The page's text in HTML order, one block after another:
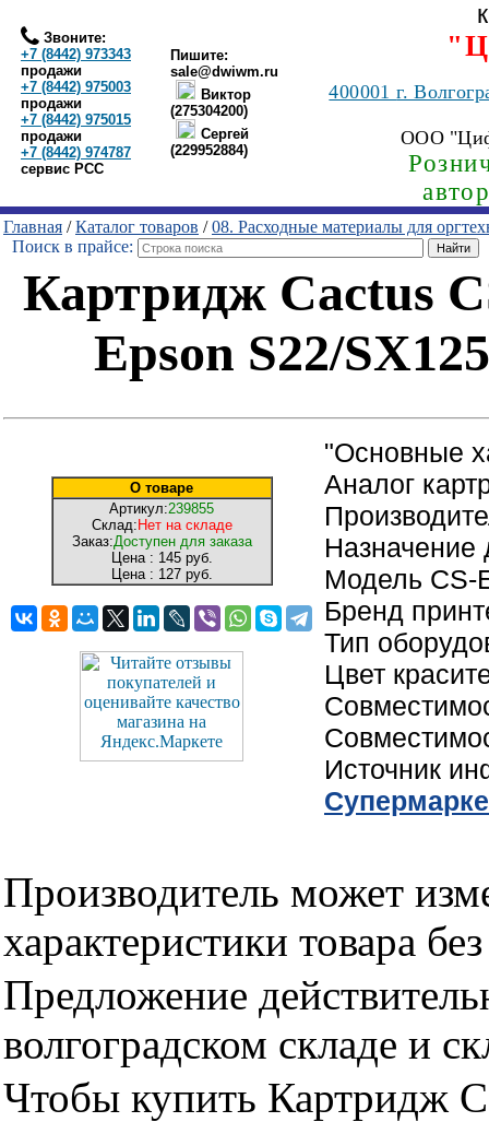
Звоните:
+7 (8442) 973343
продажи
+7 (8442) 975003
продажи
+7 (8442) 975015
продажи
+7 (8442) 974787
сервис РСС
Пишите:
sale@dwiwm.ru
Виктор
(275304200)
Сергей
(229952884)
400001г.
ООО
Главная /Каталог товаров /08. Расходные материалы для
Поиск в прайсе:
Картридж Cactus
Epson S22/
О товаре
Артикул:239855
Склад: Нет на складе
Заказ:Доступен для заказа
Цена : 145 руб.
Цена : 127 руб.
"Основные
Аналог
Назначение
Модель CS-
Бренд
Тип
Цвет
Источник
Производитель может
характеристики товара
Предложение
волгоградском складе и
Чтобы купить Картридж